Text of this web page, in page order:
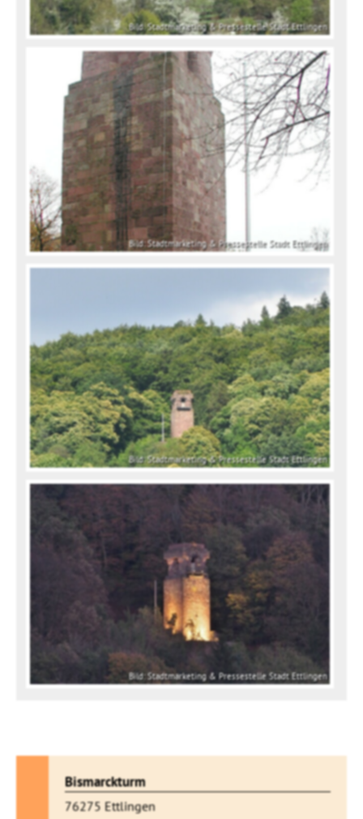
Bild: Stadtmarketing & Pressestelle Stadt Ettlingen
Bild: Stadtmarketing & Pressestelle Stadt Ettlingen
Bild: Stadtmarketing & Pressestelle Stadt Ettlingen
Bild: Stadtmarketing & Pressestelle Stadt Ettlingen
Bismarckturm
76275 Ettlingen